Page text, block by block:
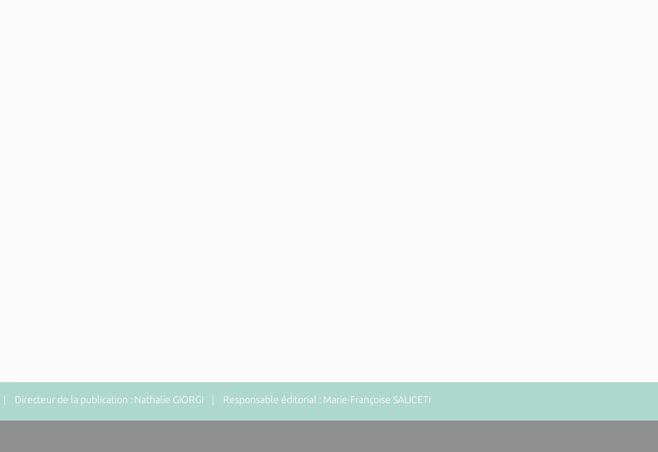
| Directeur de la publication : Nathalie GIORGI | Responsable éditorial : Marie-Françoise SALICETI